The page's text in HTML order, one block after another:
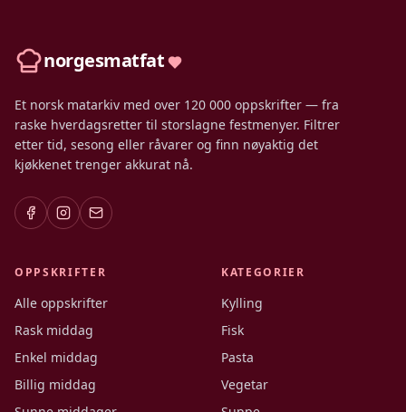
norgesmatfat
Et norsk matarkiv med over 120 000 oppskrifter — fra
raske hverdagsretter til storslagne festmenyer. Filtrer
etter tid, sesong eller råvarer og finn nøyaktig det
kjøkkenet trenger akkurat nå.
OPPSKRIFTER
Alle oppskrifter
Rask middag
Enkel middag
Billig middag
KATEGORIER
Kylling
Fisk
Pasta
Vegetar